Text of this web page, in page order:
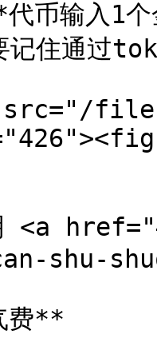
币输入1
记住通过
files/
<a
shu-
费**